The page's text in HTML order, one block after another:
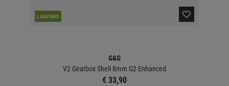
LAGERND
G&G
V2 Gearbox Shell 8mm G2 Enhanced
€ 33,90